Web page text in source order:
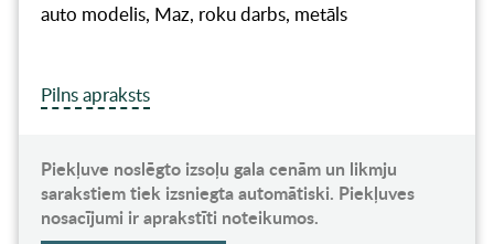
auto modelis, Maz, roku darbs, metāls
Pilns apraksts
Piekļuve noslēgto izsoļu gala cenām un likmju
sarakstiem tiek izsniegta automātiski. Piekļuves
nosacījumi ir aprakstīti noteikumos.